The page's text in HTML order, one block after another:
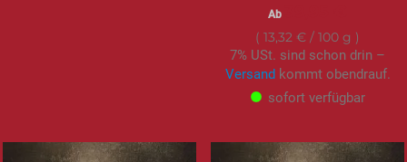
Ab
13,32 € / 100 g
7% USt. sind schon drin –
Versandkommt obendrauf.
sofort verfügbar